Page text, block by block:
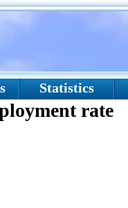
Statistics
rate